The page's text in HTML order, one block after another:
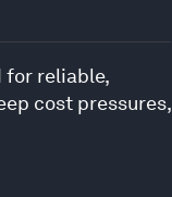
for reliable,
cost pressures,